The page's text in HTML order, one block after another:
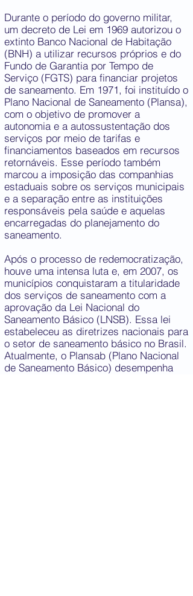
Durante o período do governo militar,
um decreto de Lei em 1969 autorizou o
extinto Banco Nacional de Habitação
(BNH) a utilizar recursos próprios e do
Fundo de Garantia por Tempo de
Serviço (FGTS) para financiar projetos
de saneamento. Em 1971, foi instituído o
Plano Nacional de Saneamento (Plansa),
com o objetivo de promover a
autonomia e a autossustentação dos
serviços por meio de tarifas e
financiamentos baseados em recursos
retornáveis. Esse período também
marcou a imposição das companhias
estaduais sobre os serviços municipais
e a separação entre as instituições
responsáveis pela saúde e aquelas
encarregadas do planejamento do
saneamento.
Após o processo de redemocratização,
houve uma intensa luta e, em 2007, os
municípios conquistaram a titularidade
dos serviços de saneamento com a
aprovação da Lei Nacional do
Saneamento Básico (LNSB). Essa lei
estabeleceu as diretrizes nacionais para
o setor de saneamento básico no Brasil.
Atualmente, o Plansab (Plano Nacional
de Saneamento Básico) desempenha